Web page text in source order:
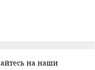
на наши